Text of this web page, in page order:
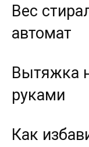
Вес
автомат
Вытяжка
руками
Как